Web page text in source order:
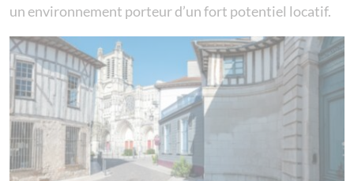
un environnement porteur d’un fort potentiel locatif.